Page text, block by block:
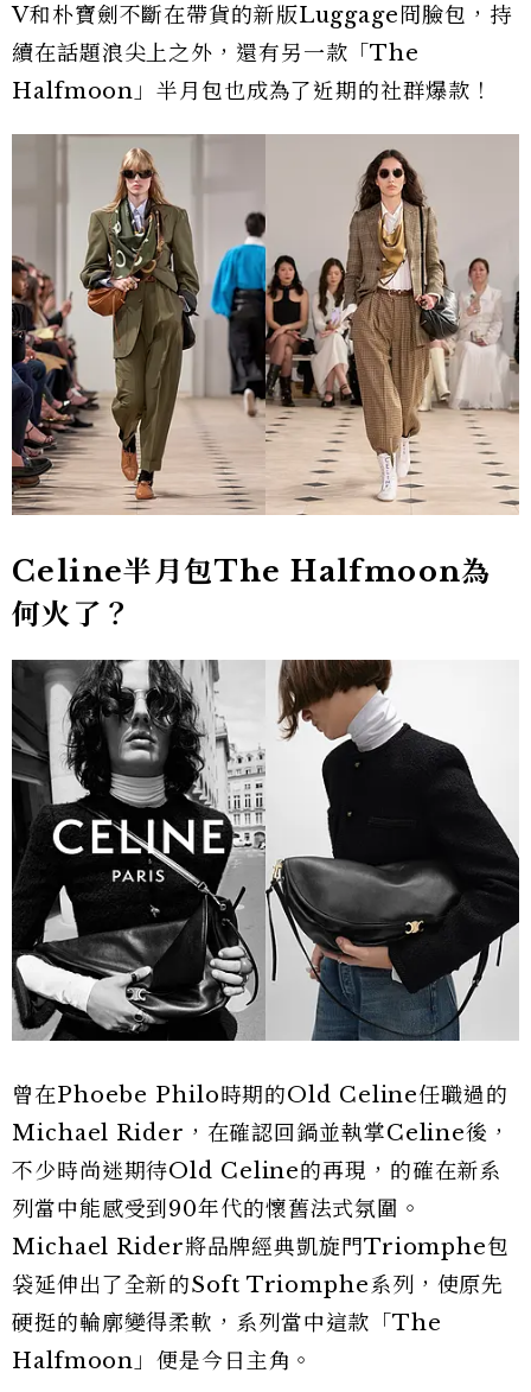
V和朴寶劍不斷在帶貨的新版Luggage冏臉包，持
續在話題浪尖上之外，還有另一款「The
Halfmoon」半月包也成為了近期的社群爆款！
Celine半月包The Halfmoon為
何火了？
曾在Phoebe Philo時期的Old Celine任職過的
Michael Rider，在確認回鍋並執掌Celine後，
不少時尚迷期待Old Celine的再現，的確在新系
列當中能感受到90年代的懷舊法式氛圍。
Michael Rider將品牌經典凱旋門Triomphe包
袋延伸出了全新的Soft Triomphe系列，使原先
硬挺的輪廓變得柔軟，系列當中這款「The
Halfmoon」便是今日主角。